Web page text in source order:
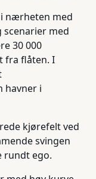
nærheten med
scenarier med
30 000
fra flåten. I
havner i
kjørefelt ved
svingen
rundt ego.